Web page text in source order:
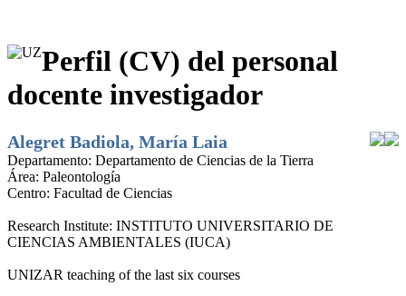
Perfil (CV) del personal
docente investigador
Alegret Badiola, María Laia
Departamento: Departamento de Ciencias de la Tierra
Área: Paleontología
Centro: Facultad de Ciencias
Research Institute: INSTITUTO UNIVERSITARIO DE
CIENCIAS AMBIENTALES (IUCA)
UNIZAR teaching of the last six courses